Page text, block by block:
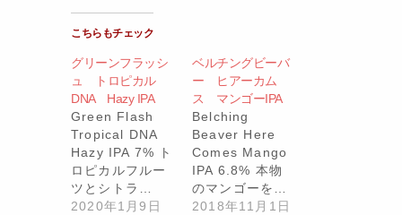
こちらもチェック
グリーンフラッシ
ュ トロピカル
DNA Hazy IPA
Green Flash
Tropical DNA
Hazy IPA 7% ト
ロピカルフルー
ツとシトラ…
2020年1月9日
ベルチングビーバ
ー ヒアーカム
ス マンゴーIPA
Belching
Beaver Here
Comes Mango
IPA 6.8% 本物
のマンゴーを…
2018年11月1日